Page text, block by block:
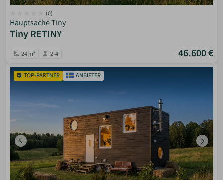
(0)
Hauptsache Tiny
Tiny RETINY
24 m² 2-4 46.600 €
TOP-PARTNER ANBIETER